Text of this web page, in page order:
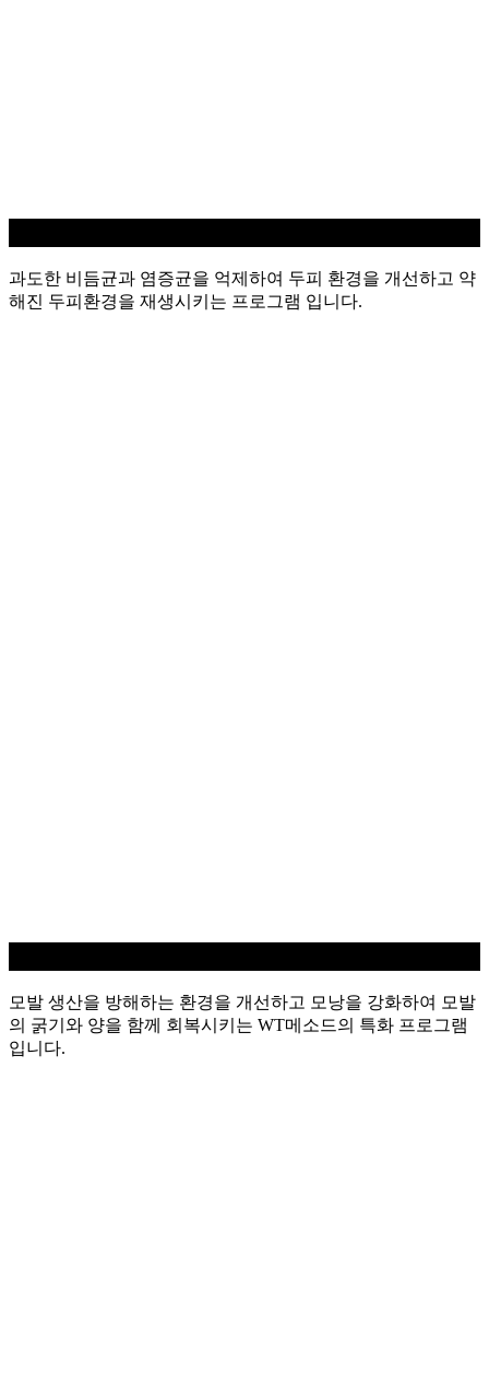
과도한 비듬균과 염증균을 억제하여 두피 환경을 개선하고 약
해진 두피환경을 재생시키는 프로그램 입니다.
모발 생산을 방해하는 환경을 개선하고 모낭을 강화하여 모발
의 굵기와 양을 함께 회복시키는 WT메소드의 특화 프로그램
입니다.